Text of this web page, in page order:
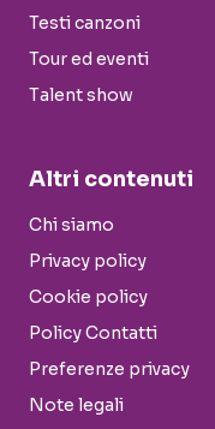
Testi canzoni
Tour ed eventi
Talent show
Altri contenuti
Chi siamo
Privacy policy
Cookie policy
Policy Contatti
Preferenze privacy
Note legali